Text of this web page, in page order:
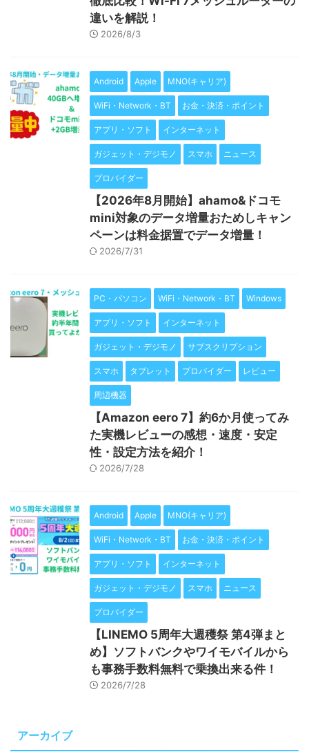
違いを解説！
2026/8/3
Android Apple MNO(キャリア)
WiFi・Network・BT お金・決済・ポイント
アプリ・ソフト インターネット
ガジェット・デジモノ スマホ ニュース
プロバイダー
【2026年8月開始】ahamo&ドコモ
mini対象のデータ増量おためしキャン
ペーンは料金据置でデータ増量！
2026/7/31
PC・パソコン WiFi・Network・BT Windows
アプリ・ソフト インターネット
ガジェット・デジモノ サブスクリプション
スマホ タブレット プロバイダー レビュー
周辺機器
【Amazon eero 7】約6か月使ってみ
た実機レビューの感想・速度・安定
性・設定方法を紹介！
2026/7/28
Android Apple MNO(キャリア)
WiFi・Network・BT お金・決済・ポイント
アプリ・ソフト インターネット
ガジェット・デジモノ スマホ ニュース
プロバイダー
【LINEMO 5周年大週穫祭 第4弾まと
め】ソフトバンクやワイモバイルから
も事務手数料無料で乗換出来る件！
2026/7/28
アーカイブ